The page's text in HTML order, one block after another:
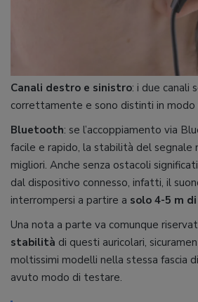
Canali destro e sinistro: i due canali
correttamente e sono distinti in modo
Bluetooth: se l’accoppiamento via
facile e rapido, la stabilità del segnale
migliori. Anche senza ostacoli
dal dispositivo connesso, infatti, il
interrompersi a partire a solo 4-5 m
Una nota a parte va comunque
stabilità di questi auricolari,
moltissimi modelli nella stessa fascia
avuto modo di testare.